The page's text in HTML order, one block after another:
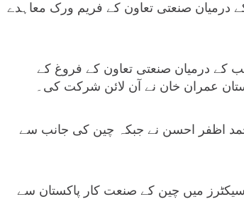
درمیان صنعتی تعاون کے فریم ورک معاہدے
کے درمیان صنعتی تعاون کے فروغ کے
عمران خان نے آن لائن شرکت کی۔
اظفر احسن نے جبکہ چین کی جانب سے
وفاقی وزیرِ اطلاعات فواد چوہدری کا اس حوالے سے کہنا ہے کہ 18 سیکٹرز میں چین کے صنعت کار پاکستان سے